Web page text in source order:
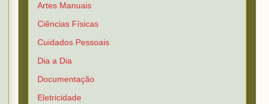
Artes Manuais
Ciências Físicas
Cuidados Pessoais
Dia a Dia
Documentação
Eletricidade